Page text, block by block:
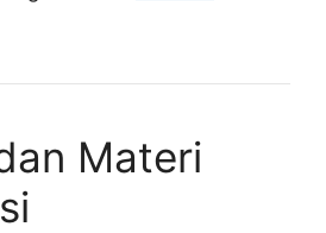
Materi